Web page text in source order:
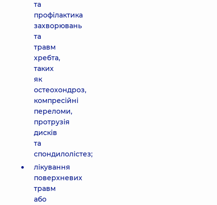
та
профілактика
захворювань
та
травм
хребта,
таких
як
остеохондроз,
компресійні
переломи,
протрузія
дисків
та
спондилолістез;
лікування
поверхневих
травм
або